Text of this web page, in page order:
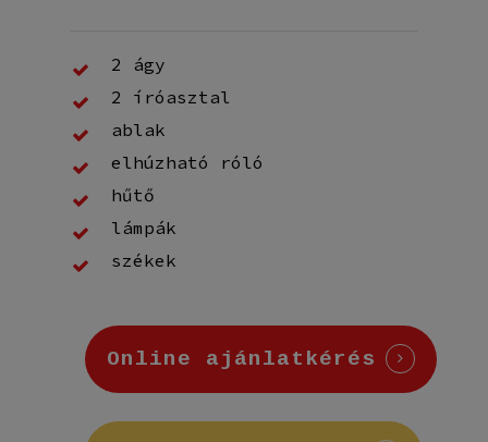
2 ágy
2 íróasztal
ablak
elhúzható róló
hűtő
lámpák
székek
Online ajánlatkérés